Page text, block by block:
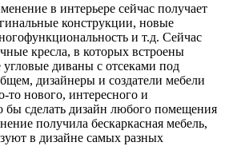
в интерьере сейчас получает
конструкции, новые
и т.д. Сейчас
кресла, в которых встроены
диваны с отсеками под
дизайнеры и создатели мебели
то нового, интересного и
бы сделать дизайн любого помещения
получила бескаркасная мебель,
в дизайне самых разных